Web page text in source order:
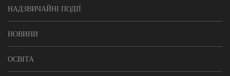
НАДЗВИЧАЙНІ ПОДІЇ
НОВИНИ
ОСВІТА